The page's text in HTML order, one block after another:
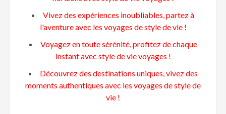
Vivez des expériences inoubliables, partez à
l'aventure avec les voyages de style de vie !
Voyagez en toute sérénité, profitez de chaque
instant avec style de vie voyages !
Découvrez des destinations uniques, vivez des
moments authentiques avec les voyages de style de
vie !